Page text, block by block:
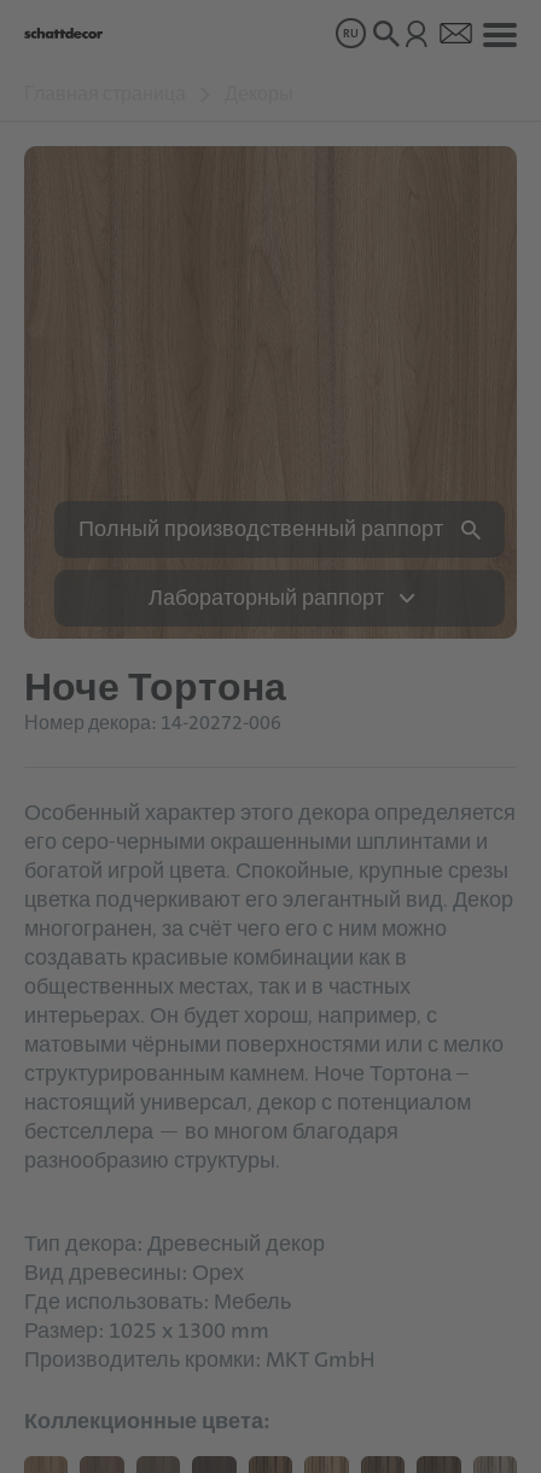
RU
Полный производственный раппорт
Лабораторный раппорт
Ноче Тортона
Номер декора: 14-20272-006
Особенный характер этого декора определяется
его серо-черными окрашенными шплинтами и
богатой игрой цвета. Спокойные, крупные срезы
цветка подчеркивают его элегантный вид. Декор
многогранен, за счёт чего его с ним можно
создавать красивые комбинации как в
общественных местах, так и в частных
интерьерах. Он будет хорош, например, с
матовыми чёрными поверхностями или с мелко
структурированным камнем. Ноче Тортона –
настоящий универсал, декор с потенциалом
бестселлера — во многом благодаря
разнообразию структуры.
Тип декора: Древесный декор
Вид древесины: Орех
Где использовать: Мебель
Размер: 1025 x 1300 mm
Производитель кромки: MKT GmbH
Коллекционные цвета: